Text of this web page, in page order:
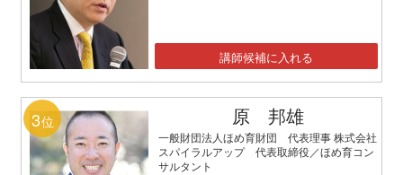
講師候補に入れる
3位 原 邦雄
一般財団法人ほめ育財団 代表理事 株式会社
スパイラルアップ 代表取締役／ほめ育コン
サルタント